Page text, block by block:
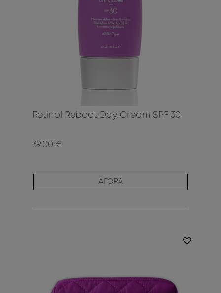
Retinol Reboot Day Cream SPF 30
39.00 €
ΑΓΟΡΑ